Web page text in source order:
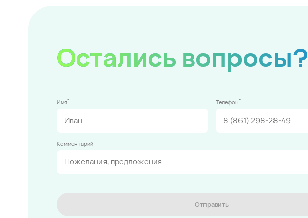
Остались вопросы?
Имя* Телефон*
Комментарий
Отправить